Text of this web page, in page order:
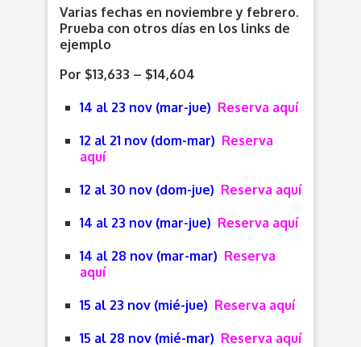
Varias fechas en noviembre y febrero.
Prueba con otros días en los links de
ejemplo
Por $13,633 – $14,604
14 al 23 nov (mar-jue) Reserva aquí
12 al 21 nov (dom-mar) Reserva
aquí
12 al 30 nov (dom-jue) Reserva aquí
14 al 23 nov (mar-jue) Reserva aquí
14 al 28 nov (mar-mar) Reserva
aquí
15 al 23 nov (mié-jue) Reserva aquí
15 al 28 nov (mié-mar) Reserva aquí